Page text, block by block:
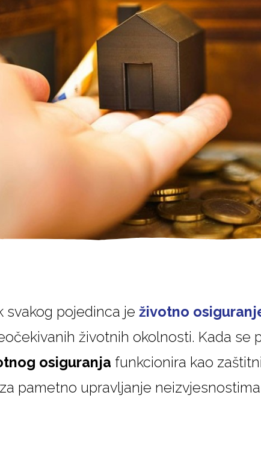
svakog pojedinca je životno
životnih okolnosti. Kada se
osiguranja funkcionira kao
pametno upravljanje